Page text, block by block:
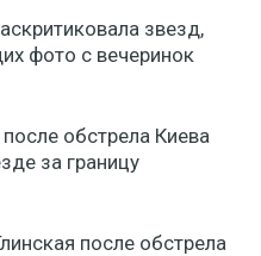
звезд,
фото с вечеринок
обстрела Киева
за границу
после обстрела